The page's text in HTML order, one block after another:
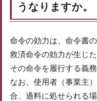
うなりますか。
命令の効力は、命令書
救済命令の効力が生じ
その命令を履行する義務
なお、使用者（事業主
合、過料に処せられる場